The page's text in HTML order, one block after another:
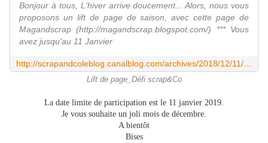
Bonjour à tous, L'hiver arrive doucement... Alors, nous vous
proposons un lift de page de saison, avec cette page de
Magandscrap (http://magandscrap.blogspot.com/) *** Vous
avez jusqu'au 11 Janvier
Lift de page_Défi scrap&Co
La date limite de participation est le 11 janvier 2019.
Je vous souhaite un joli mois de décembre.
A bientôt
Bises